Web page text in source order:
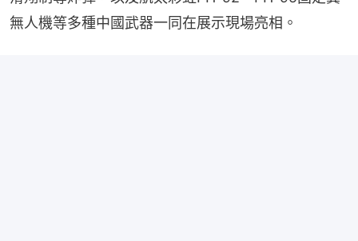
無人機等多種中國武器一同在展示現場亮相。